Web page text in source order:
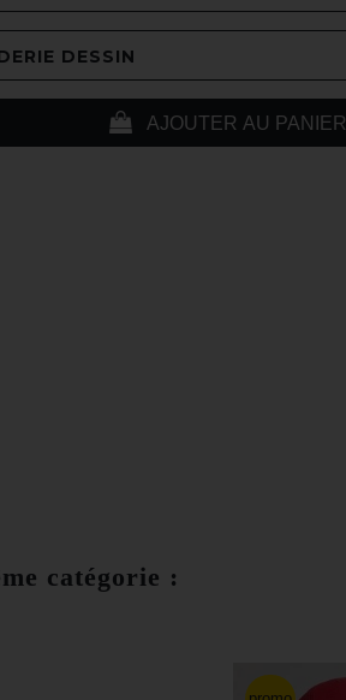
DESSIN
AJOUTER AU PANIER
catégorie :